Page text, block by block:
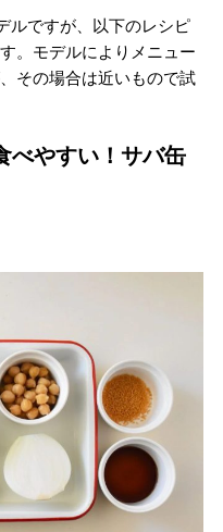
ルですが、以下のレシピ
。モデルによりメニュー
その場合は近いもので試
べやすい！サバ缶